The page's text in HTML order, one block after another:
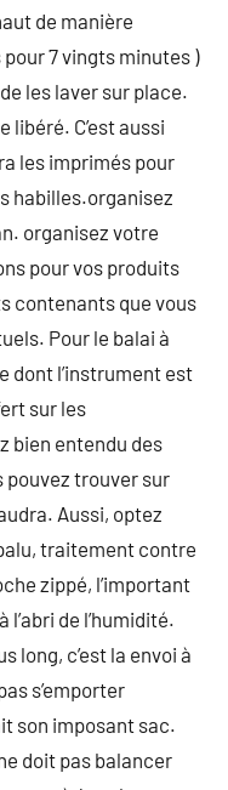
de manière
7 vingts minutes )
les laver sur place.
C’est aussi
les imprimés pour
habilles.organisez
organisez votre
pour vos produits
contenants que vous
Pour le balai à
dont l’instrument est
sur les
bien entendu des
pouvez trouver sur
Aussi, optez
traitement contre
zippé, l’important
de l’humidité.
long, c’est la envoi à
s’emporter
son imposant sac.
doit pas balancer